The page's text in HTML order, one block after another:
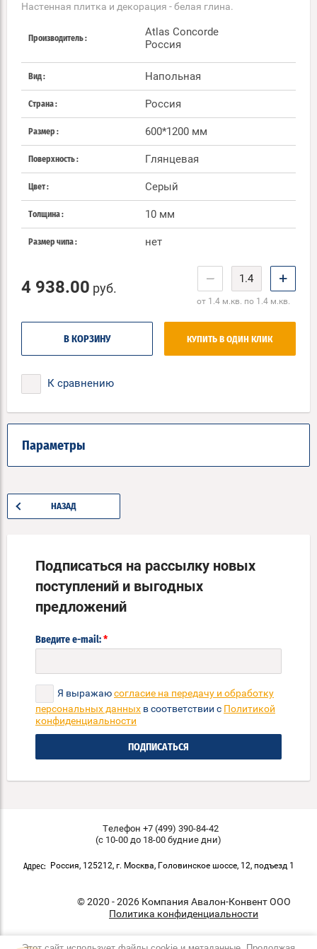
Настенная плитка и декорация - белая глина.
Производитель
Atlas Concorde
Россия
Вид Напольная
Страна Россия
Размер 600*1200 мм
Поверхность Глянцевая
Цвет Серый
Толщина 10 мм
Размер чипа нет
4 938.00 руб.
− +
от 1.4 м.кв. по 1.4 м.кв.
В КОРЗИНУ КУПИТЬ В ОДИН КЛИК
К сравнению
Параметры
НАЗАД
Подписаться на рассылку новых
поступлений и выгодных
предложений
Введите e-mail: *
Я выражаюсогласие на передачу и обработку
персональных данных в соответствии с Политикой
конфиденциальности
ПОДПИСАТЬСЯ
Телефон +7 (499) 390-84-42
(с 10-00 до 18-00 будние дни)
Адрес: Россия, 125212, г. Москва, Головинское шоссе, 12, подъезд 1
© 2020 - 2026 Компания Авалон-Конвент ООО
Политика конфиденциальности